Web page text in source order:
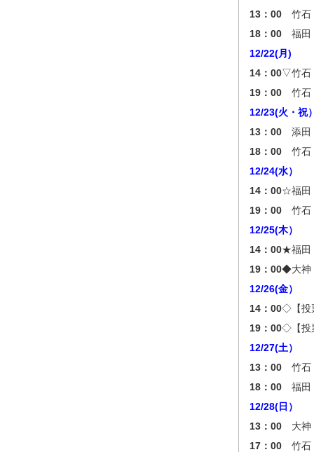
13：00 竹石
18：00 福田
12/22(月)
14：00▽竹石
19：00 竹石
12/23(火・祝
13：00 添田
18：00 竹石
12/24(水）
14：00☆福田
19：00 竹石
12/25(木）
14：00★福田
19：00◆大神
12/26(金）
14：00◇【投
19：00◇【投
12/27(土）
13：00 竹石
18：00 福田
12/28(日）
13：00 大神
17：00 竹石